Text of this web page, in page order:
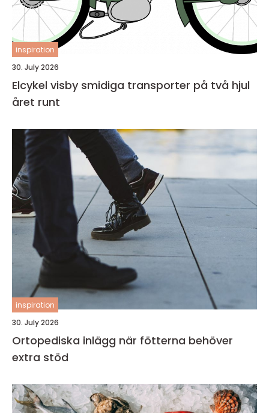
inspiration
30. July 2026
Elcykel visby smidiga transporter på två hjul
året runt
inspiration
30. July 2026
Ortopediska inlägg när fötterna behöver
extra stöd